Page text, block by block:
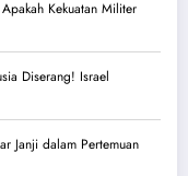
Kekuatan Militer
Diserang! Israel
Janji dalam Pertemuan